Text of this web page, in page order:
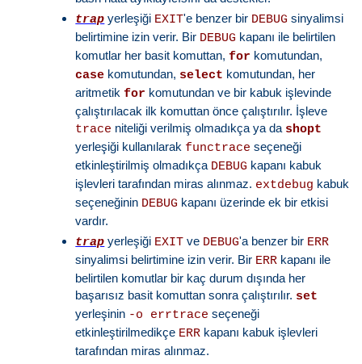
trap yerleşiği EXIT'e benzer bir DEBUG sinyalimsi
belirtimine izin verir. Bir DEBUG kapanı ile belirtilen
komutlar her basit komuttan,for komutundan,
case komutundan, select komutundan, her
aritmetikfor komutundan ve bir kabuk işlevinde
çalıştırılacak ilk komuttan önce çalıştırılır. İşleve
trace niteliği verilmiş olmadıkça ya da shopt
yerleşiği kullanılarak functrace seçeneği
etkinleştirilmiş olmadıkça DEBUG kapanı kabuk
işlevleri tarafından miras alınmaz. extdebug kabuk
seçeneğinin DEBUG kapanı üzerinde ek bir etkisi
vardır.
trap yerleşiği EXIT ve DEBUG'a benzer bir ERR
sinyalimsi belirtimine izin verir. Bir ERR kapanı ile
belirtilen komutlar bir kaç durum dışında her
başarısız basit komuttan sonra çalıştırılır. set
yerleşinin -o errtrace seçeneği
etkinleştirilmedikçe ERR kapanı kabuk işlevleri
tarafından miras alınmaz.